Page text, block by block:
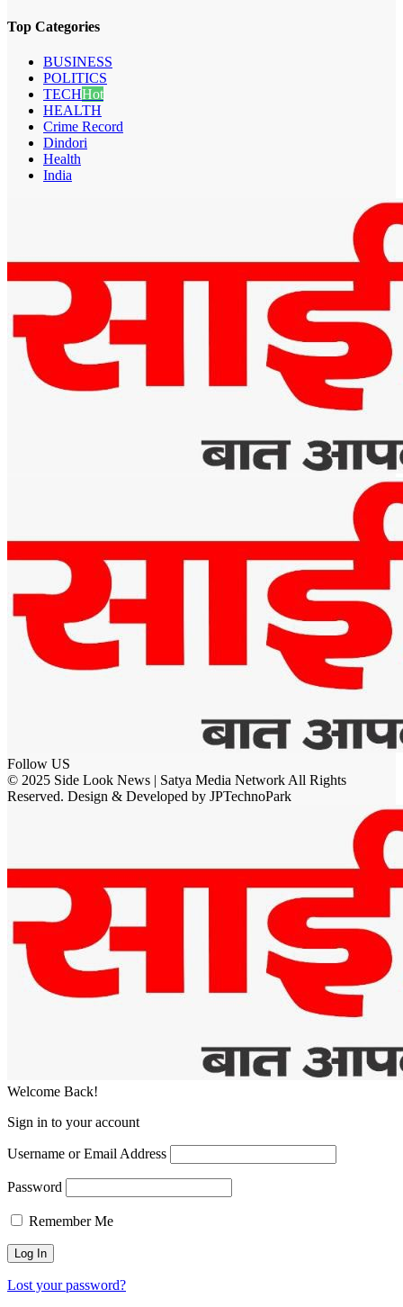
Top Categories
BUSINESS
POLITICS
TECHHot
HEALTH
Crime Record
Dindori
Health
India
Follow US
© 2025 Side Look News | Satya Media Network All Rights
Reserved. Design & Developed by JPTechnoPark
Welcome Back!
Sign in to your account
Username or Email Address
Password
Remember Me
Lost your password?